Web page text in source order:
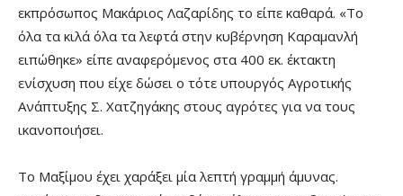
εκπρόσωπος Μακάριος Λαζαρίδης το είπε καθαρά. «Το
όλα τα κιλά όλα τα λεφτά στην κυβέρνηση Καραμανλή
ειπώθηκε» είπε αναφερόμενος στα 400 εκ. έκτακτη
ενίσχυση που είχε δώσει ο τότε υπουργός Αγροτικής
Ανάπτυξης Σ. Χατζηγάκης στους αγρότες για να τους
ικανοποιήσει.
Το Μαξίμου έχει χαράξει μία λεπτή γραμμή άμυνας.